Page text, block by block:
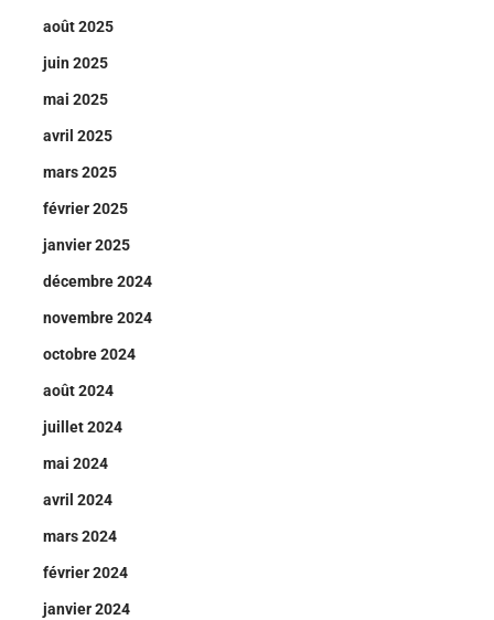
août 2025
juin 2025
mai 2025
avril 2025
mars 2025
février 2025
janvier 2025
décembre 2024
novembre 2024
octobre 2024
août 2024
juillet 2024
mai 2024
avril 2024
mars 2024
février 2024
janvier 2024